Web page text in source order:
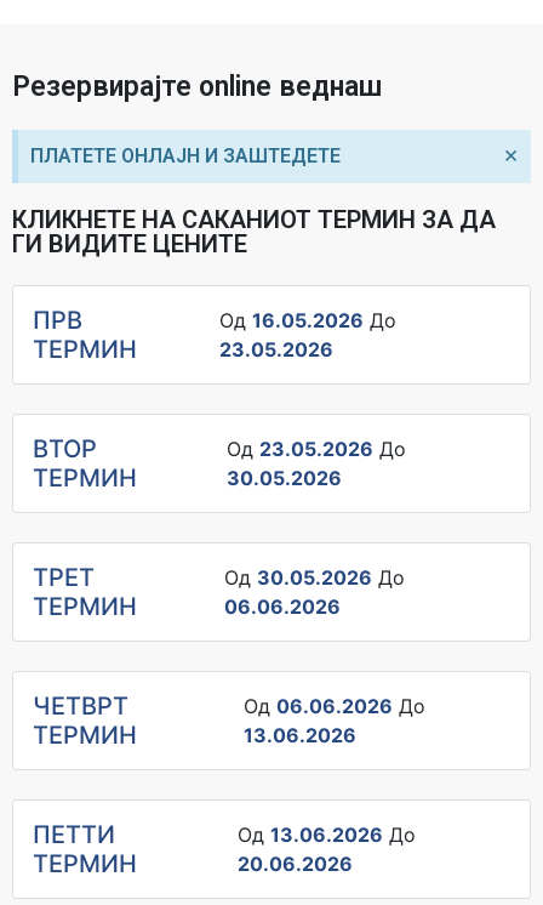
Резервирајте online веднаш
ПЛАТЕТЕ ОНЛАЈН И ЗАШТЕДЕТЕ ×
КЛИКНЕТЕ НА САКАНИОТ ТЕРМИН ЗА ДА
ГИ ВИДИТЕ ЦЕНИТЕ
ПРВ
ТЕРМИН
Од 16.05.2026 До
23.05.2026
ВТОР
ТЕРМИН
Од 23.05.2026 До
30.05.2026
ТРЕТ
ТЕРМИН
Од 30.05.2026 До
06.06.2026
ЧЕТВРТ
ТЕРМИН
Од06.06.2026 До
13.06.2026
ПЕТТИ
ТЕРМИН
Од 13.06.2026 До
20.06.2026